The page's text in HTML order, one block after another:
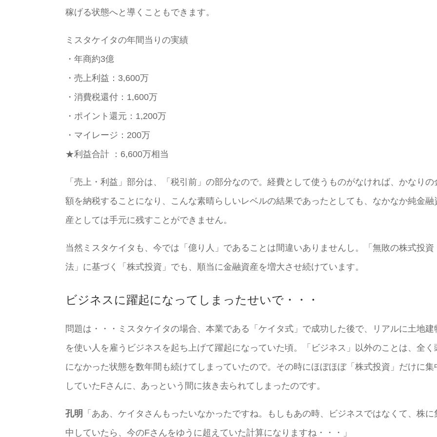
稼げる状態へと導くこともできます。
ミスタケイタの年間当りの実績
・年商約3億
・売上利益：3,600万
・消費税還付：1,600万
・ポイント還元：1,200万
・マイレージ：200万
★利益合計 ：6,600万相当
「売上・利益」部分は、「税引前」の部分なので。経費として使うものがなければ、かなりの
額を納税することになり、こんな素晴らしいレベルの結果であったとしても、なかなか純金融
産としては手元に残すことができません。
当然ミスタケイタも、今では「億り人」であることは間違いありませんし。「無敗の株式投資
法」に基づく「株式投資」でも、順当に金融資産を増大させ続けています。
ビジネスに躍起になってしまったせいで・・・
問題は・・・ミスタケイタの場合、本業である「ケイタ式」で成功した後で、リアルに土地建
を使い人を雇うビジネスを起ち上げて躍起になっていた頃。「ビジネス」以外のことは、全く
になかった状態を数年間も続けてしまっていたので。その時にほぼほぼ「株式投資」だけに集
していたFさんに、あっという間に抜き去られてしまったのです。
孔明
「ああ、ケイタさんもったいなかったですね。もしもあの時、ビジネスではなくて、株に
中していたら、今のFさんをゆうに超えていた計算になりますね・・・」